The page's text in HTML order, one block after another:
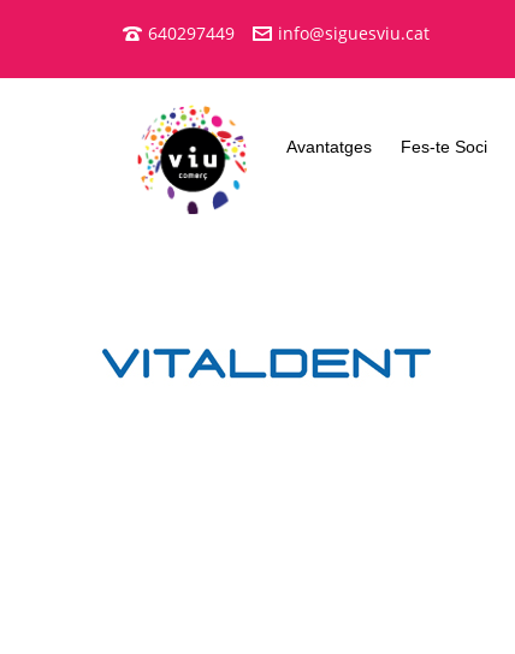
640297449 info@siguesviu.cat
Avantatges Fes-te Soci